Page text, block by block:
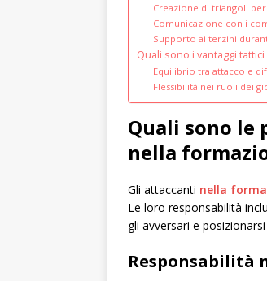
Creazione di triangoli
Comunicazione con i
Supporto ai terzini
Quali sono i vantaggi
Equilibrio tra attacco e
Flessibilità nei ruoli dei
Quali sono
nella
Gli attaccanti nella
Le loro responsabilità
gli avversari e
Responsabilità